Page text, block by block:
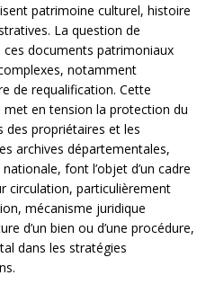
patrimoine culturel, histoire
La question de
ces documents patrimoniaux
notamment
de requalification. Cette
en tension la protection du
propriétaires et les
archives départementales,
font l’objet d’un cadre
circulation, particulièrement
mécanisme juridique
d’un bien ou d’une procédure,
dans les stratégies